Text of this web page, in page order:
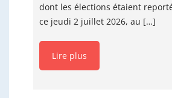
dont les élections étaient
ce jeudi 2 juillet 2026, au […]
Lire plus